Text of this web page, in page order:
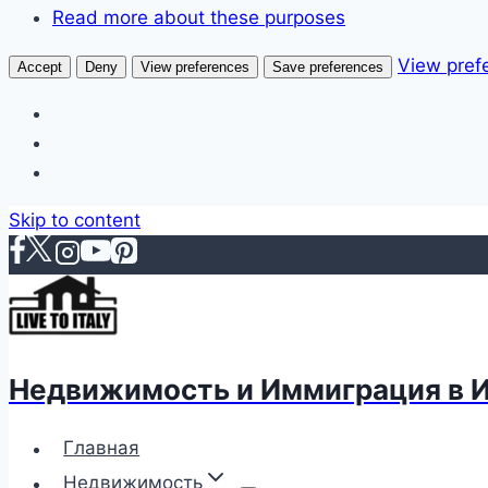
Read more about these purposes
Accept Deny View preferences Save preferences View
Skip to content
Недвижимость и Иммиграция в
Главная
Недвижимость